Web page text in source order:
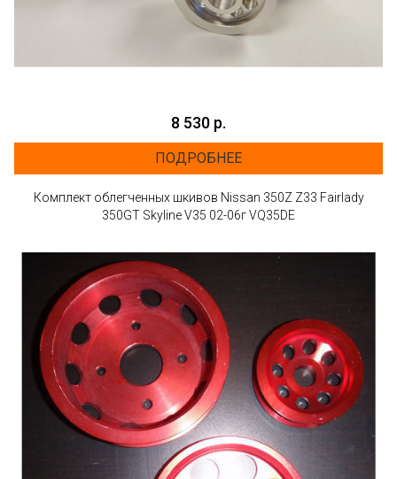
8 530 р.
ПОДРОБНЕЕ
Комплект облегченных шкивов Nissan 350Z Z33 Fairlady
350GT Skyline V35 02-06г VQ35DE